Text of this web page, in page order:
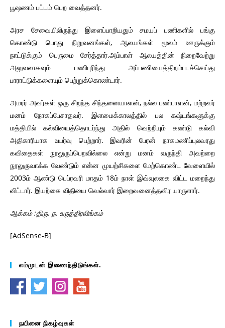
பூஷணம் பட்டம் பெற வைத்தனர்.
அரச சேவையிலிருந்து இளைப்பாறியதும் சமயப் பணிகளில் பங்கு
கொண்டு பொது நிறுவனங்கள், ஆலயங்கள் மூலம் ஊருக்கும்
நாட்டுக்கும் பெருமை சேர்த்தார்.அம்பாள் ஆலயத்தின் நிறைவேற்று
அலுவலாகவும் பணிபுரிந்து அப்பணியைத்திறம்படச்செய்து
பாராட்டுக்களையும் பெற்றுக்கொண்டார்.
அமரர் அவர்கள் ஒரு சிறந்த சிந்தனையாளன், நல்ல பண்பாளன், மற்றவர்
மனம் நோகப்பேசாதவர். இளமைக்காலத்தில் பல கஷ்டங்களுக்கு
மத்தியில் கல்வியைத்தொடர்ந்து அதில் வெற்றியும் கண்டு கல்வி
அதிகாரியாக உயர்வு பெற்றார். இவரின் பேரன் நாகமணிப்புலவரது
கவிதைகள் நூலுருப்பெறவில்லை என்று மனம் வருந்தி அவற்றை
நூலுருவாக்க வேண்டும் என்ன முயற்சிகளை மேற்கொண்ட வேளையில்
2003ம் ஆண்டு பெப்ரவரி மாதம் 18ம் நாள் இவ்வுலகை விட்ட மறைந்து
விட்டார். இயற்கை விதியை வெல்வார் இறைவனைத்தவிர யாருளார்.
ஆக்கம் :திரு. ந. உருத்திரலிங்கம்
[AdSense-B]
எம்முடன் இணைந்திடுங்கள்.
நயினை நிகழ்வுகள்